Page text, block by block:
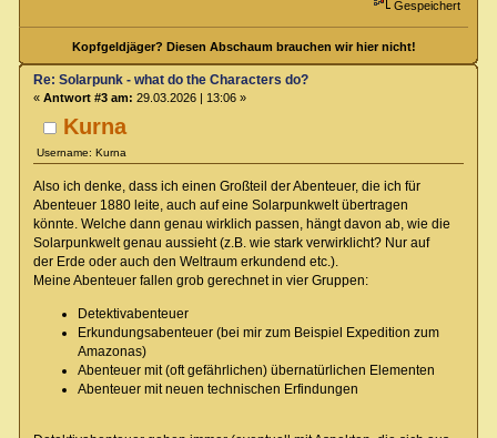
Gespeichert
Kopfgeldjäger? Diesen Abschaum brauchen wir hier nicht!
Kurna
Username: Kurna
Re: Solarpunk - what do the Characters do?
« Antwort #3 am: 29.03.2026 | 13:06 »
Also ich denke, dass ich einen Großteil der Abenteuer, die ich für
Abenteuer 1880 leite, auch auf eine Solarpunkwelt übertragen
könnte. Welche dann genau wirklich passen, hängt davon ab, wie die
Solarpunkwelt genau aussieht (z.B. wie stark verwirklicht? Nur auf
der Erde oder auch den Weltraum erkundend etc.).
Meine Abenteuer fallen grob gerechnet in vier Gruppen:
Detektivabenteuer
Erkundungsabenteuer (bei mir zum Beispiel Expedition zum
Amazonas)
Abenteuer mit (oft gefährlichen) übernatürlichen Elementen
Abenteuer mit neuen technischen Erfindungen